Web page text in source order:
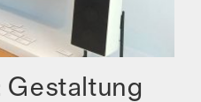
Gestaltung